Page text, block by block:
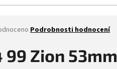
Podrobnosti hodnocení
99 Zion 53mm